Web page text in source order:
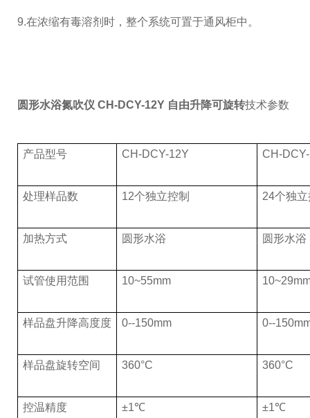
9.在浓缩有毒溶剂时，整个系统可置于通风柜中。
圆形水浴氮吹仪 CH-DCY-12Y 自由升降可旋转技术参数
产品型号 CH-DCY-12Y CH-
处理样品数 12个独立控制 24个独
加热方式 圆形水浴 圆形水浴
试管使用范围 10~55mm
样品盘升降高度度 0--150mm 0--
样品盘旋转空间 360°C 360°C
控温精度 ±1℃ ±1℃